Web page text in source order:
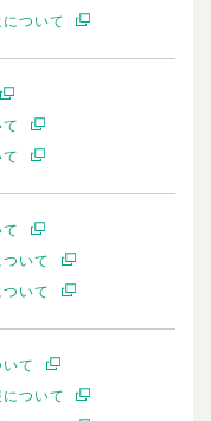
ついて
いて
いて
て
ついて